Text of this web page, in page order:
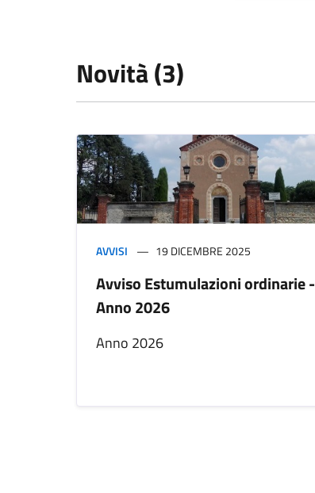
Novità (3)
AVVISI 19 DICEMBRE 2025
Avviso Estumulazioni ordinarie -
Anno 2026
Anno 2026